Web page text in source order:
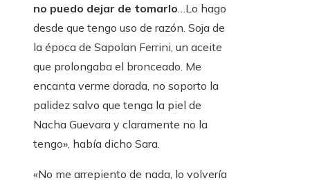
no puedo dejar de tomarlo …Lo hago
desde que tengo uso de razón. Soja de
la época de Sapolan Ferrini, un aceite
que prolongaba el bronceado. Me
encanta verme dorada, no soporto la
palidez salvo que tenga la piel de
Nacha Guevara y claramente no la
tengo», había dicho Sara.
«No me arrepiento de nada, lo volvería